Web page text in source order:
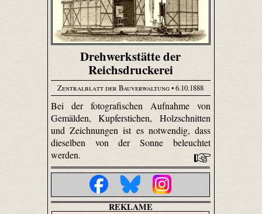
Drehwerkstätte der
Reichsdruckerei
Zentralblatt der Bauverwaltung• 6.10.1888
Bei der fotografischen Aufnahme von
Gemälden, Kupferstichen, Holzschnitten
und Zeichnungen ist es notwendig, dass
dieselben von der Sonne beleuchtet
werden.
REKLAME